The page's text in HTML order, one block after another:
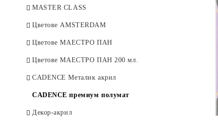
Цветове VAN GOGH
Комплекти
Разредители и лакове
MASTER CLASS
Цветове AMSTERDAM
Цветове МАЕСТРО ПАН
Цветове МАЕСТРО ПАН 200 мл.
CADENCE Металик акрил
CADENCE премиум полумат
Декор-акрил